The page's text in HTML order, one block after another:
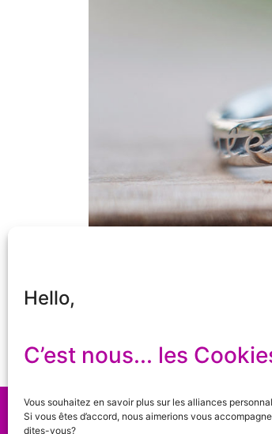
Hello,
C’est nous... les
Vous souhaitez en savoir plus sur les alliances
Si vous êtes d’accord, nous aimerions vous
dites-vous?
© 2023 Idealove+ Rue de la
Conditions générales de ventes